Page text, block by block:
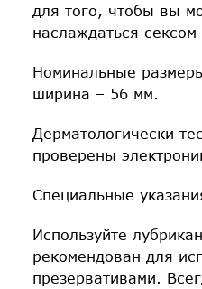
для того, чтобы вы
наслаждаться сексом
Номинальные
ширина – 56 мм.
Дерматологически
проверены
Специальные
Используйте
рекомендован для
презервативами.